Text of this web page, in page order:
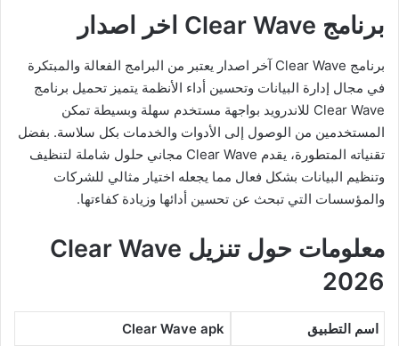
برنامج Clear Wave اخر اصدار
برنامج Clear Wave آخر اصدار يعتبر من البرامج الفعالة والمبتكرة
في مجال إدارة البيانات وتحسين أداء الأنظمة يتميز تحميل برنامج
Clear Wave للاندرويد بواجهة مستخدم سهلة وبسيطة تمكن
المستخدمين من الوصول إلى الأدوات والخدمات بكل سلاسة. بفضل
تقنياته المتطورة، يقدم Clear Wave مجاني حلول شاملة لتنظيف
وتنظيم البيانات بشكل فعال مما يجعله اختيار مثالي للشركات
والمؤسسات التي تبحث عن تحسين أدائها وزيادة كفاءتها.
معلومات حول تنزيل Clear Wave
2026
اسم التطبيق Clear Wave apk